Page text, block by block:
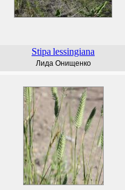
Stipa lessingiana
Лида Онищенко